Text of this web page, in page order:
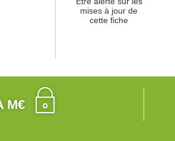
mises à jour de
cette fiche
M€